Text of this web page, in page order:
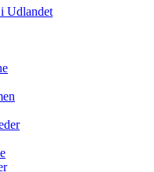
Udlandet